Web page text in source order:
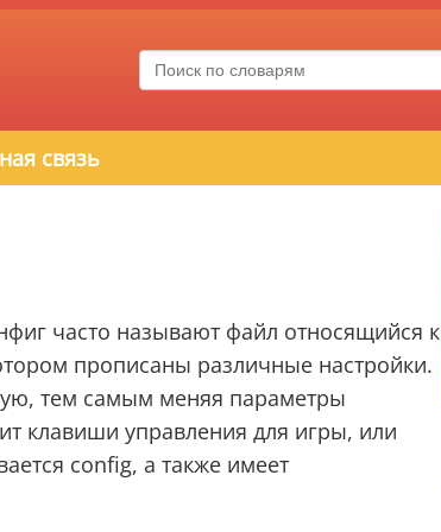
связь
часто называют файл относящийся к
прописаны различные настройки.
тем самым меняя параметры
клавиши управления для игры, или
config, а также имеет